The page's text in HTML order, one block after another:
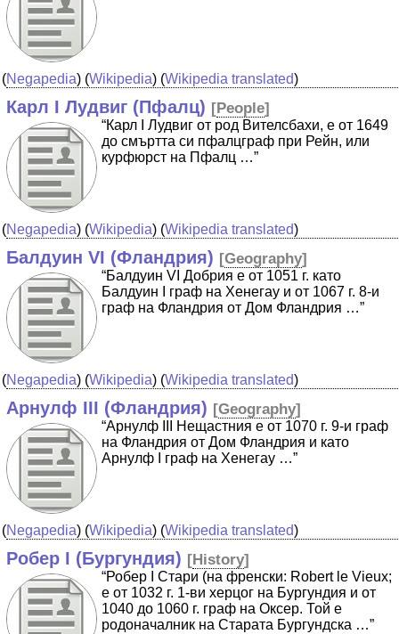
(Negapedia) (Wikipedia) (Wikipedia translated)
Карл I Лудвиг (Пфалц) [People]
“Карл I Лудвиг от род Вителсбахи, е от 1649
до смъртта си пфалцграф при Рейн, или
курфюрст на Пфалц …”
(Negapedia) (Wikipedia) (Wikipedia translated)
Балдуин VI (Фландрия) [Geography]
“Балдуин VI Добрия е от 1051 г. като
Балдуин I граф на Хенегау и от 1067 г. 8-и
граф на Фландрия от Дом Фландрия …”
(Negapedia) (Wikipedia) (Wikipedia translated)
Арнулф III (Фландрия) [Geography]
“Арнулф III Нещастния е от 1070 г. 9-и граф
на Фландрия от Дом Фландрия и като
Арнулф I граф на Хенегау …”
(Negapedia) (Wikipedia) (Wikipedia translated)
Робер I (Бургундия) [History]
“Робер I Стари (на френски: Robert le Vieux;
е от 1032 г. 1-ви херцог на Бургундия и от
1040 до 1060 г. граф на Оксер. Той е
родоначалник на Старата Бургундска …”